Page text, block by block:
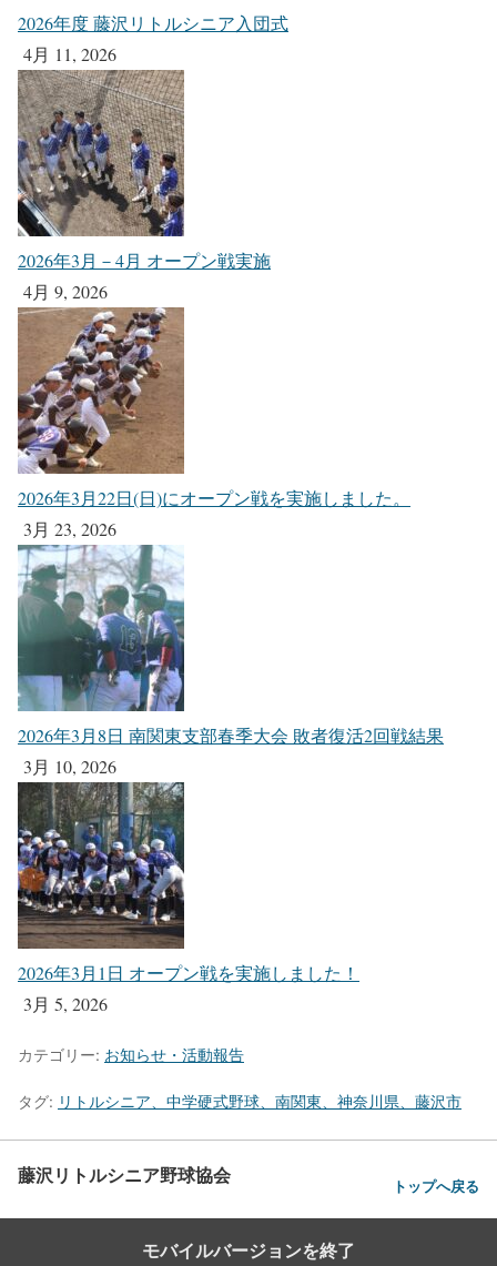
2026年度 藤沢リトルシニア入団式
4月 11, 2026
2026年3月－4月 オープン戦実施
4月 9, 2026
2026年3月22日(日)にオープン戦を実施しました。
3月 23, 2026
2026年3月8日 南関東支部春季大会 敗者復活2回戦結果
3月 10, 2026
2026年3月1日 オープン戦を実施しました！
3月 5, 2026
カテゴリー: お知らせ・活動報告
タグ: リトルシニア、中学硬式野球、南関東、神奈川県、藤沢市
藤沢リトルシニア野球協会 トップへ戻る
モバイルバージョンを終了